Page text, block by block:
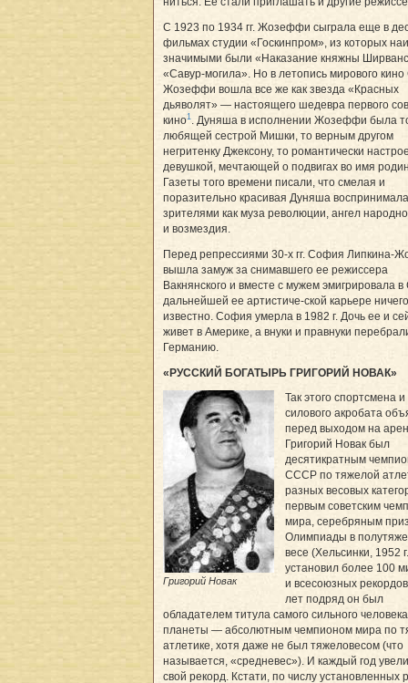
С 1923 по 1934 гг. Жозеффи сыграла еще в
фильмах студии «Госкинпром», из которых
значимыми были «Наказание княжны
«Савур-могила». Но в летопись мирового
Жозеффи вошла все же как звезда «Красных
дьяволят» — настоящего шедевра первого
кино1
. Дуняша в исполнении Жозеффи была
любящей сестрой Мишки, то верным другом
негритенку Джексону, то романтически
девушкой, мечтающей о подвигах во имя
Газеты того времени писали, что смелая и
поразительно красивая Дуняша
зрителями как муза революции, ангел
и возмездия.
Перед репрессиями 30-х гг. София Липкина-
вышла замуж за снимавшего ее режиссера
Вакнянского и вместе с мужем эмигрировала
дальнейшей ее артистиче-ской карьере
известно. София умерла в 1982 г. Дочь ее и
живет в Америке, а внуки и правнуки
Германию.
«РУССКИЙ БОГАТЫРЬ ГРИГОРИЙ НОВАК»
Григорий Новак
Так этого спортсмена и
силового акробата
перед выходом на
Григорий Новак был
десятикратным
СССР по тяжелой
разных весовых
первым советским
мира, серебряным
Олимпиады в
весе (Хельсинки, 1952
установил более 100
и всесоюзных
лет подряд он был
обладателем титула самого сильного человека
планеты — абсолютным чемпионом мира по
атлетике, хотя даже не был тяжеловесом (что
называется, «средневес»). И каждый год
свой рекорд. Кстати, по числу установленных